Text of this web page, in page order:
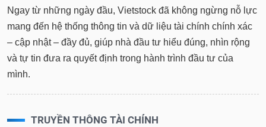
Ngay từ những ngày đầu, Vietstock đã không ngừng nỗ lực
mang đến hệ thống thông tin và dữ liệu tài chính chính xác
– cập nhật – đầy đủ, giúp nhà đầu tư hiểu đúng, nhìn rộng
và tự tin đưa ra quyết định trong hành trình đầu tư của
mình.
TRUYỀN THÔNG TÀI CHÍNH